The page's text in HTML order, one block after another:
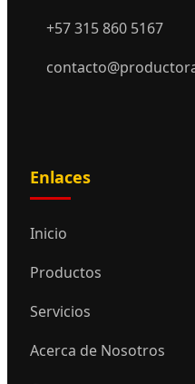
+57 315 860 5167
Enlaces
Inicio
Productos
Servicios
Acerca de Nosotros